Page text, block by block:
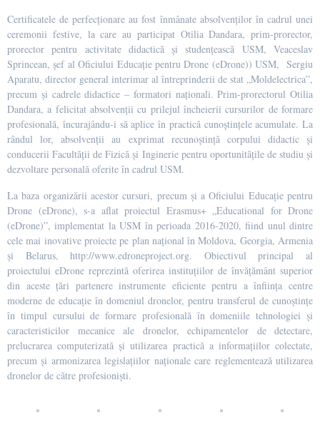
Certificatele de perfecționare au fost înmânate absolvenților în cadrul unei
ceremonii festive, la care au participat Otilia Dandara, prim-prorector,
prorector pentru activitate didactică și studențească USM, Veaceslav
Sprincean, șef al Oficiului Educație pentru Drone (eDrone)) USM, Sergiu
Aparatu, director general interimar al întreprinderii de stat „Moldelectrica”,
precum și cadrele didactice – formatori naționali. Prim-prorectorul Otilia
Dandara, a felicitat absolvenții cu prilejul încheierii cursurilor de formare
profesională, încurajându-i să aplice în practică cunoștințele acumulate. La
rândul lor, absolvenții au exprimat recunoștință corpului didactic și
conducerii Facultății de Fizică și Inginerie pentru oportunitățile de studiu și
dezvoltare personală oferite în cadrul USM.
La baza organizării acestor cursuri, precum și a Oficiului Educație pentru
Drone (eDrone), s-a aflat proiectul Erasmus+ „Educational for Drone
(eDrone)”, implementat la USM în perioada 2016-2020, fiind unul dintre
cele mai inovative proiecte pe plan național în Moldova, Georgia, Armenia
și Belarus, http://www.edroneproject.org. Obiectivul principal al
proiectului eDrone reprezintă oferirea instituțiilor de învățământ superior
din aceste țări partenere instrumente eficiente pentru a înființa centre
moderne de educație în domeniul dronelor, pentru transferul de cunoștințe
în timpul cursului de formare profesională în domeniile tehnologiei și
caracteristicilor mecanice ale dronelor, echipamentelor de detectare,
prelucrarea computerizată și utilizarea practică a informațiilor colectate,
precum și armonizarea legislațiilor naționale care reglementează utilizarea
dronelor de către profesioniști.